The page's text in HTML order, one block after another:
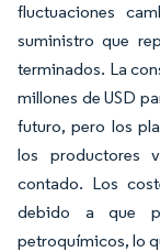
fluctuaciones
suministro que
terminados. La
millones de USD
futuro, pero los
los productores
contado. Los
debido a que
petroquímicos, lo